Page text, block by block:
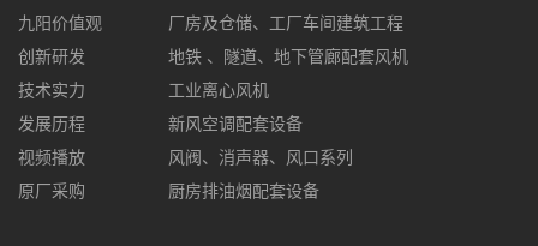
九阳价值观
创新研发
技术实力
发展历程
视频播放
原厂采购
厂房及仓储、工厂车间建筑工程
地铁 、隧道、地下管廊配套风机
工业离心风机
新风空调配套设备
风阀、消声器、风口系列
厨房排油烟配套设备